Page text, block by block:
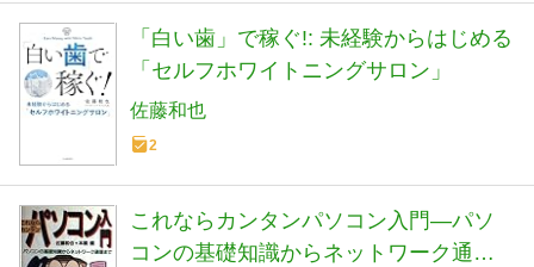
「白い歯」で稼ぐ!: 未経験からはじめる
「セルフホワイトニングサロン」
佐藤和也
2
これならカンタンパソコン入門―パソ
コンの基礎知識からネットワーク通信